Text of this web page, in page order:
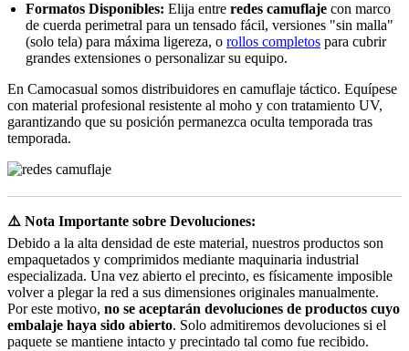
Formatos Disponibles: Elija entre redes camuflaje con marco
de cuerda perimetral para un tensado fácil, versiones "sin malla"
(solo tela) para máxima ligereza, o rollos completos para cubrir
grandes extensiones o personalizar su equipo.
En Camocasual somos distribuidores en camuflaje táctico. Equípese
con material profesional resistente al moho y con tratamiento UV,
garantizando que su posición permanezca oculta temporada tras
temporada.
⚠️ Nota Importante sobre Devoluciones:
Debido a la alta densidad de este material, nuestros productos son
empaquetados y comprimidos mediante maquinaria industrial
especializada. Una vez abierto el precinto, es físicamente imposible
volver a plegar la red a sus dimensiones originales manualmente.
Por este motivo, no se aceptarán devoluciones de productos cuyo
embalaje haya sido abierto. Solo admitiremos devoluciones si el
paquete se mantiene intacto y precintado tal como fue recibido.